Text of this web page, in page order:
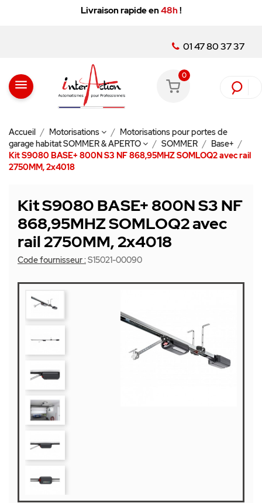
Vente réservée aux
01 47 80 37 37
menu
0
Accueil Motorisations
Motorisations pour portes de
garage habitat SOMMER & APERTO
SOMMER
Base+
Kit S9080 BASE+ 800N S3 NF 868,95MHZ SOMLOQ2 avec rail
2750MM, 2x4018
Kit S9080 BASE+ 800N S3 NF
868,95MHZ SOMLOQ2 avec
rail 2750MM, 2x4018
Code fournisseur :S15021-00090